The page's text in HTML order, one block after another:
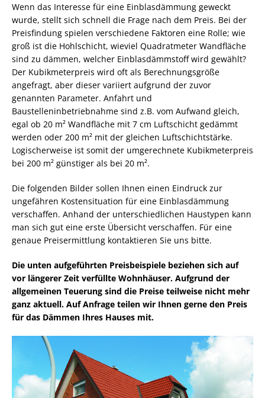
Wenn das Interesse für eine Einblasdämmung geweckt
wurde, stellt sich schnell die Frage nach dem Preis. Bei der
Preisfindung spielen verschiedene Faktoren eine Rolle; wie
groß ist die Hohlschicht, wieviel Quadratmeter Wandfläche
sind zu dämmen, welcher Einblasdämmstoff wird gewählt?
Der Kubikmeterpreis wird oft als Berechnungsgröße
angefragt, aber dieser variiert aufgrund der zuvor
genannten Parameter. Anfahrt und
Baustelleninbetriebnahme sind z.B. vom Aufwand gleich,
egal ob 20 m² Wandfläche mit 7 cm Luftschicht gedämmt
werden oder 200 m² mit der gleichen Luftschichtstärke.
Logischerweise ist somit der umgerechnete Kubikmeterpreis
bei 200 m² günstiger als bei 20 m².
Die folgenden Bilder sollen Ihnen einen Eindruck zur
ungefähren Kostensituation für eine Einblasdämmung
verschaffen. Anhand der unterschiedlichen Haustypen kann
man sich gut eine erste Übersicht verschaffen. Für eine
genaue Preisermittlung kontaktieren Sie uns bitte.
Die unten aufgeführten Preisbeispiele beziehen sich auf
vor längerer Zeit verfüllte Wohnhäuser. Aufgrund der
allgemeinen Teuerung sind die Preise teilweise nicht mehr
ganz aktuell. Auf Anfrage teilen wir Ihnen gerne den Preis
für das Dämmen Ihres Hauses mit.